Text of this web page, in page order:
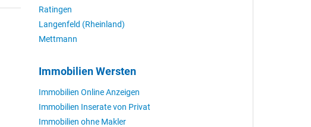
Ratingen
Langenfeld (Rheinland)
Mettmann
Immobilien Wersten
Immobilien Online Anzeigen
Immobilien Inserate von Privat
Immobilien ohne Makler